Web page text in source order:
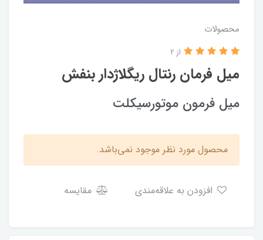
محصولات
میل فرمان رنتال ریگلاژدار بنفش
از 2
میل فرمون موتورسیکلت
محصول مورد نظر موجود نمی‌باشد.
مقایسه